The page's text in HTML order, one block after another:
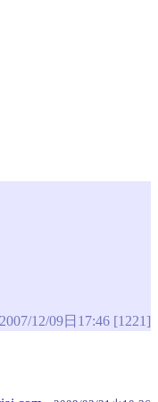
12/09日17:46 [1221]